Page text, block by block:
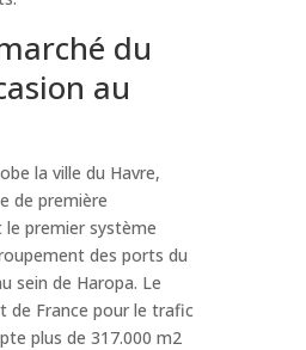
du
au
la ville du Havre,
de première
premier système
des ports du
sein de Haropa. Le
de France pour le trafic
plus de 317.000 m2